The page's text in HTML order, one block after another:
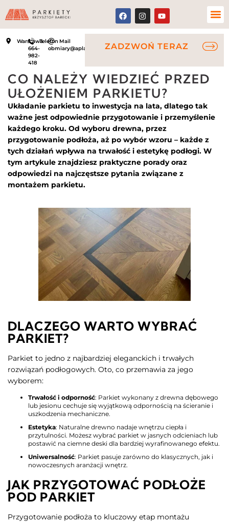
WarszawaTelefon
664-
982-
418
Mail
obmiary@aplauz.net.plZADZWOŃ TERAZ
CO NALEŻY WIEDZIEĆ PRZED
UŁOŻENIEM PARKIETU?
Układanie parkietu to inwestycja na lata, dlatego tak
ważne jest odpowiednie przygotowanie i przemyślenie
każdego kroku. Od wyboru drewna, przez
przygotowanie podłoża, aż po wybór wzoru – każde z
tych działań wpływa na trwałość i estetykę podłogi. W
tym artykule znajdziesz praktyczne porady oraz
odpowiedzi na najczęstsze pytania związane z
montażem parkietu.
DLACZEGO WARTO WYBRAĆ
PARKIET?
Parkiet to jedno z najbardziej eleganckich i trwałych
rozwiązań podłogowych. Oto, co przemawia za jego
wyborem:
Trwałość i odporność: Parkiet wykonany z drewna dębowego
lub jesionu cechuje się wyjątkową odpornością na ścieranie i
uszkodzenia mechaniczne.
Estetyka: Naturalne drewno nadaje wnętrzu ciepła i
przytulności. Możesz wybrać parkiet w jasnych odcieniach lub
postawić na ciemne deski dla bardziej wyrafinowanego efektu.
Uniwersalność: Parkiet pasuje zarówno do klasycznych, jak i
nowoczesnych aranżacji wnętrz.
JAK PRZYGOTOWAĆ PODŁOŻE
POD PARKIET
Przygotowanie podłoża to kluczowy etap montażu